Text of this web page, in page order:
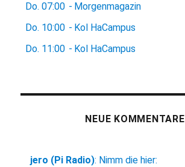
Do. 07:00 - Morgenmagazin
Do. 10:00 - Kol HaCampus
Do. 11:00 - Kol HaCampus
NEUE KOMMENTARE
jero (Pi Radio): Nimm die hier: